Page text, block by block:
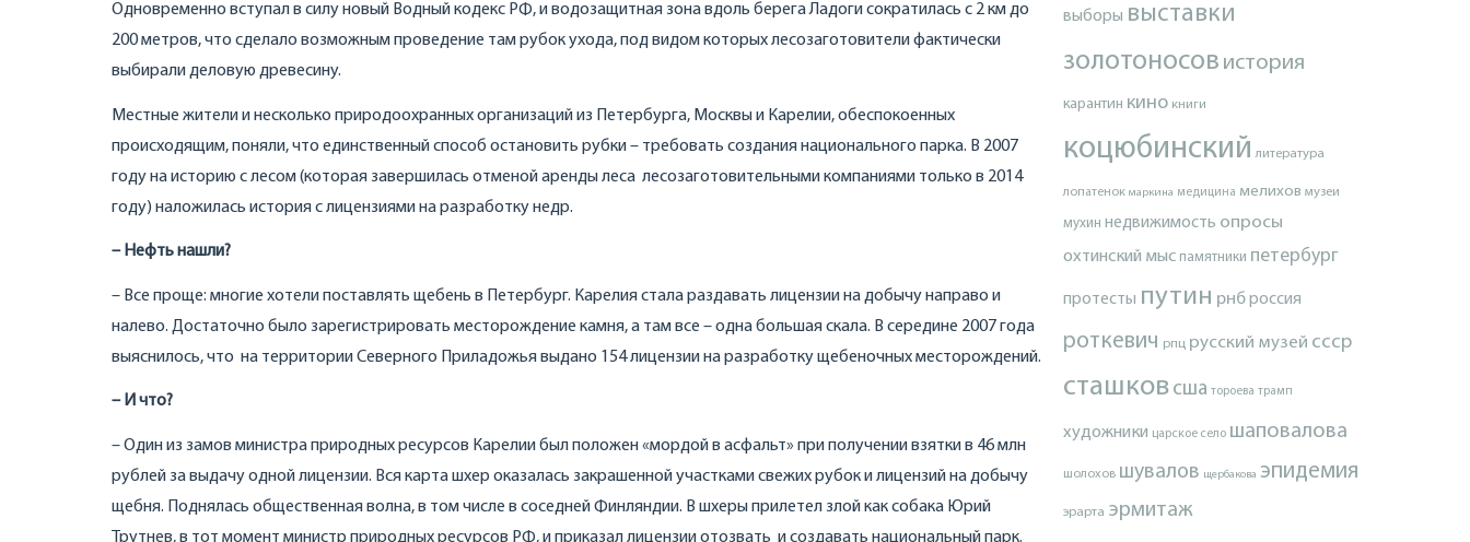
Одновременно вступал в силу новый Водный кодекс РФ, и водозащитная зона вдоль берега Ладоги сократилась с 2 км до
200 метров, что сделало возможным проведение там рубок ухода, под видом которых лесозаготовители фактически
выбирали деловую древесину.
Местные жители и несколько природоохранных организаций из Петербурга, Москвы и Карелии, обеспокоенных
происходящим, поняли, что единственный способ остановить рубки – требовать создания национального парка. В 2007
году на историю с лесом (которая завершилась отменой аренды леса лесозаготовительными компаниями только в 2014
году) наложилась история с лицензиями на разработку недр.
– Нефть нашли?
– Все проще: многие хотели поставлять щебень в Петербург. Карелия стала раздавать лицензии на добычу направо и
налево. Достаточно было зарегистрировать месторождение камня, а там все – одна большая скала. В середине 2007 года
выяснилось, что на территории Северного Приладожья выдано 154 лицензии на разработку щебеночных месторождений.
– И что?
– Один из замов министра природных ресурсов Карелии был положен «мордой в асфальт» при получении взятки в 46 млн
рублей за выдачу одной лицензии. Вся карта шхер оказалась закрашенной участками свежих рубок и лицензий на добычу
щебня. Поднялась общественная волна, в том числе в соседней Финляндии. В шхеры прилетел злой как собака Юрий
Трутнев, в тот момент министр природных ресурсов РФ, и приказал лицензии отозвать и создавать национальный парк.
выборы выставки
золотоносов история
карантин кино книги
коцюбинский литература
лопатенок маркина медицина мелихов музеи
мухин недвижимость опросы
охтинский мыс памятники петербург
протесты путин рнброссия
роткевич рпц русский музей ссср
сташков сша тороева трамп
художники царское село шаповалова
шолохов шувалов щербакова эпидемия
эрарта эрмитаж